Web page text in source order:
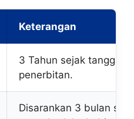
Keterangan
3 Tahun sejak tanggal
penerbitan.
Disarankan 3 bulan